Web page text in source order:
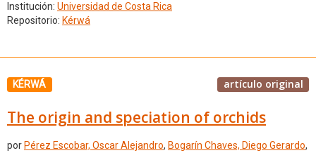
Institución: Universidad de Costa Rica
Repositorio: Kérwá
KÉRWÁ artículo original
The origin and speciation of orchids
por Pérez Escobar, Oscar Alejandro, Bogarín Chaves, Diego Gerardo,